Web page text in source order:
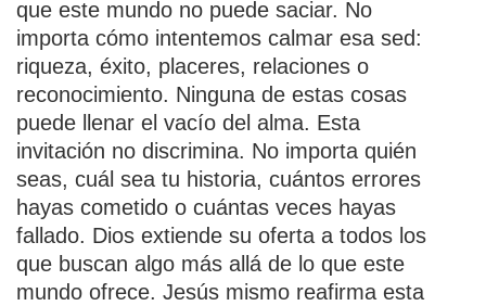
que este mundo no puede saciar. No
importa cómo intentemos calmar esa sed:
riqueza, éxito, placeres, relaciones o
reconocimiento. Ninguna de estas cosas
puede llenar el vacío del alma. Esta
invitación no discrimina. No importa quién
seas, cuál sea tu historia, cuántos errores
hayas cometido o cuántas veces hayas
fallado. Dios extiende su oferta a todos los
que buscan algo más allá de lo que este
mundo ofrece. Jesús mismo reafirma esta